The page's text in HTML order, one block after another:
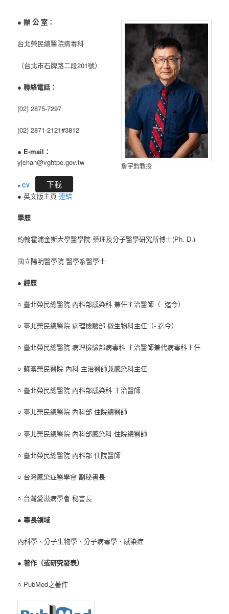
詹宇鈞教授
●辦 公 室：
台北榮民總醫院病毒科
（台北市石牌路二段201號）
●聯絡電話：
(02) 2875-7297
(02) 2871-2121#3812
● E-mail：
yjchan@vghtpe.gov.tw
●CV 下載
● 英文版主頁連結
學歷
約翰霍浦金斯大學醫學院 藥理及分子醫學研究所博士(Ph. D.)
國立陽明醫學院 醫學系醫學士
●經歷
○ 臺北榮民總醫院 內科部感染科 兼任主治醫師（- 迄今）
○ 臺北榮民總醫院 病理檢驗部 微生物科主任（- 迄今）
○ 臺北榮民總醫院 病理檢驗部病毒科 主治醫師兼代病毒科主任
○ 蘇澳榮民醫院 內科 主治醫師兼感染科主任
○ 臺北榮民總醫院 內科部感染科 主治醫師
○ 臺北榮民總醫院 內科部 住院總醫師
○ 臺北榮民總醫院 內科部感染科 住院總醫師
○ 臺北榮民總醫院 內科部 住院醫師
○ 台灣感染症醫學會 副秘書長
○ 台灣愛滋病學會 秘書長
●專長領域
內科學、分子生物學、分子病毒學、感染症
●著作（或研究發表）
○ PubMed之著作